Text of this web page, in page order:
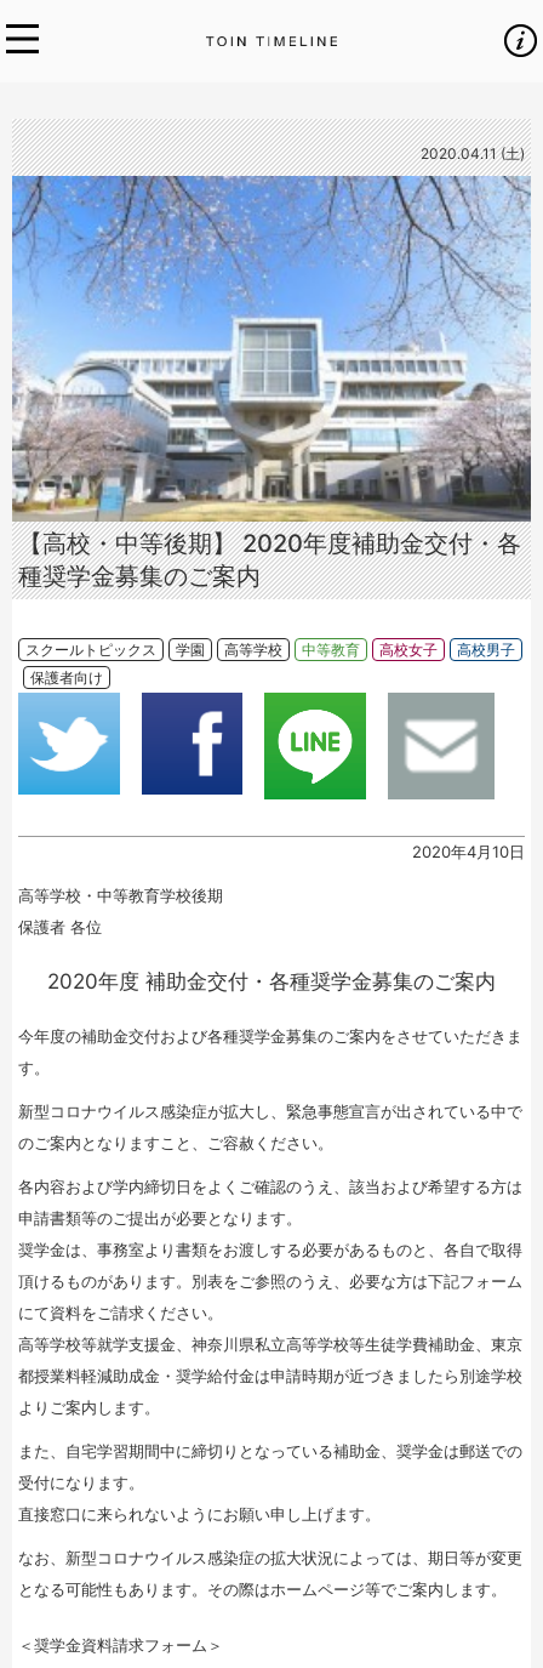
2020.04.11 (土)
【高校・中等後期】 2020年度補助金交付・各
種奨学金募集のご案内
スクールトピックス 学園 高等学校 中等教育 高校女子
高校男子
保護者向け
2020年4月10日
高等学校・中等教育学校後期
保護者 各位
2020年度 補助金交付・各種奨学金募集のご案内
今年度の補助金交付および各種奨学金募集のご案内をさせていただきま
す。
新型コロナウイルス感染症が拡大し、緊急事態宣言が出されている中で
のご案内となりますこと、ご容赦ください。
各内容および学内締切日をよくご確認のうえ、該当および希望する方は
申請書類等のご提出が必要となります。
奨学金は、事務室より書類をお渡しする必要があるものと、各自で取得
頂けるものがあります。別表をご参照のうえ、必要な方は下記フォーム
にて資料をご請求ください。
高等学校等就学支援金、神奈川県私立高等学校等生徒学費補助金、東京
都授業料軽減助成金・奨学給付金は申請時期が近づきましたら別途学校
よりご案内します。
また、自宅学習期間中に締切りとなっている補助金、奨学金は郵送での
受付になります。
直接窓口に来られないようにお願い申し上げます。
なお、新型コロナウイルス感染症の拡大状況によっては、期日等が変更
となる可能性もあります。その際はホームページ等でご案内します。
＜奨学金資料請求フォーム＞